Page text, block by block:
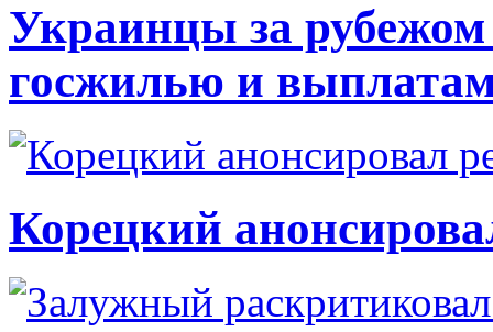
Украинцы за рубежом
госжилью и
Корецкий